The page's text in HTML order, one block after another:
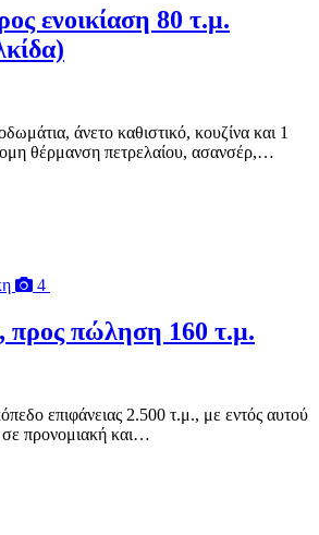
ενοικίαση 80 τ.μ.
άνετο καθιστικό, κουζίνα και 1
θέρμανση πετρελαίου, ασανσέρ,…
4
προς πώληση 160 τ.μ.
επιφάνειας 2.500 τ.μ., με εντός αυτού
σε προνομιακή και…